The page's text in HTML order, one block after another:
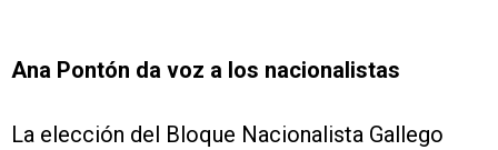
Ana Pontón da voz a los nacionalistas
La elección del Bloque Nacionalista Gallego